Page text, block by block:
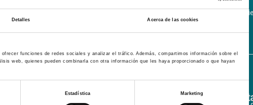
Detalles Acerca de las cookies
funciones de redes sociales y analizar el tráfico. Además, compartimos información sobre el
web, quienes pueden combinarla con otra información que les haya proporcionado o que hayan
Estadística Marketing
DE SERVICIOS ONLINE Política de Privacidad
Política de